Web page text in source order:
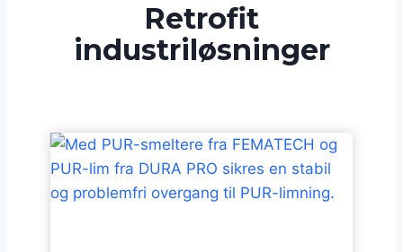
Retrofit
industriløsninger